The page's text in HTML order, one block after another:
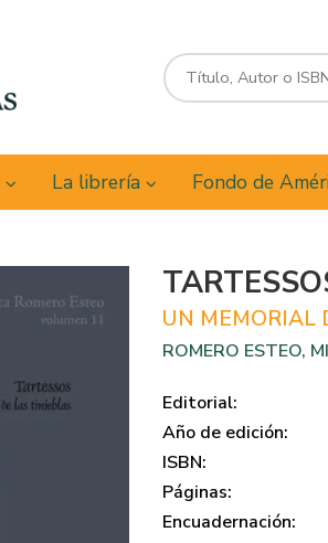
La librería Fondo de
UN MEMORIAL
ROMERO ESTEO,
Editorial:
Año de edición:
ISBN:
Páginas:
Encuadernación: